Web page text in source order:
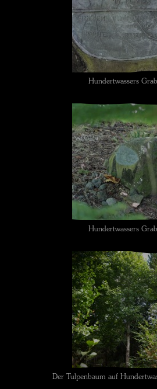
Hundertwassers
Hundertwassers
Der Tulpenbaum auf